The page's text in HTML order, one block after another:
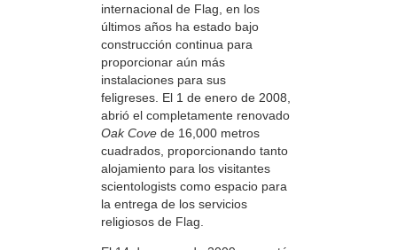
internacional de Flag, en los
últimos años ha estado bajo
construcción continua para
proporcionar aún más
instalaciones para sus
feligreses. El 1 de enero de 2008,
abrió el completamente renovado
Oak Cove de 16,000 metros
cuadrados, proporcionando tanto
alojamiento para los visitantes
scientologists como espacio para
la entrega de los servicios
religiosos de Flag.